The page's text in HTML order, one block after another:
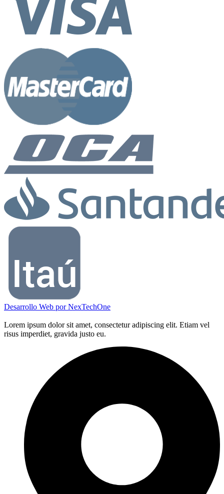
Desarrollo Web porNexTechOne
Lorem ipsum dolor sit amet, consectetur adipiscing elit. Etiam vel
risus imperdiet, gravida justo eu.